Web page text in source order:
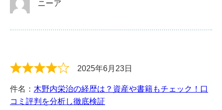
ニーア
2025年6月23日
件名： 木野内栄治の経歴は？資産や書籍もチェック！口
コミ評判を分析し徹底検証